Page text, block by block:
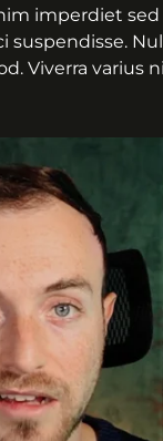
imperdiet
Viverra varius